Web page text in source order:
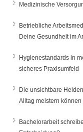
Medizinische
Betriebliche
Deine Gesundheit im
Hygienestandards in
sicheres Praxisumfeld
Die unsichtbare
Alltag meistern können
Bachelorarbeit